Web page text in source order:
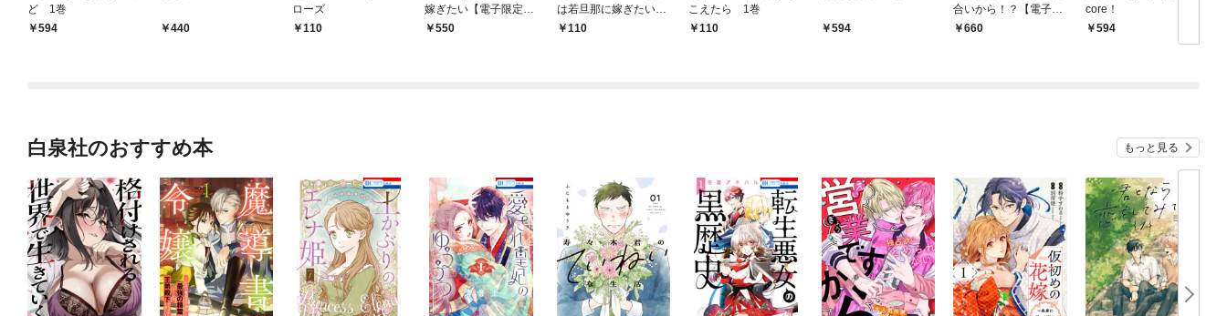
ど 1巻
594
440
ローズ
110
嫁ぎたい【電子限定お
まけ付き】
550
は若旦那に嫁ぎたい
story01
110
こえたら 1巻
110
594
合いから！？【電子特
典付き】
660
core！
594
白泉社のおすすめ本 もっと見る